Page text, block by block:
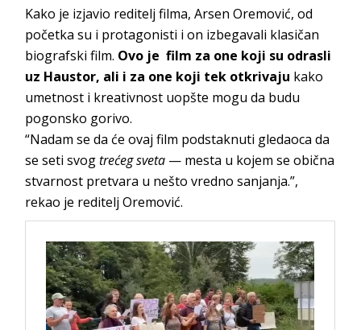
Kako je izjavio reditelj filma, Arsen Oremović, od
početka su i protagonisti i on izbegavali klasičan
biografski film. Ovo je film za one koji su odrasli
uz Haustor, ali i za one koji tek otkrivaju kako
umetnost i kreativnost uopšte mogu da budu
pogonsko gorivo.
“Nadam se da će ovaj film podstaknuti gledaoca da
se seti svogtrećeg sveta — mesta u kojem se obična
stvarnost pretvara u nešto vredno sanjanja.”,
rekao je reditelj Oremović.